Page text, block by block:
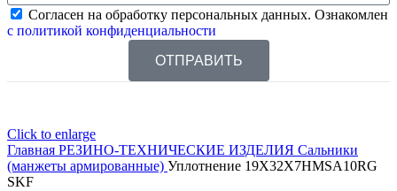
Согласен на обработку персональных данных. Ознакомлен
с политикой конфиденциальности
ОТПРАВИТЬ
Click to enlarge
Главная РЕЗИНО-ТЕХНИЧЕСКИЕ ИЗДЕЛИЯ Сальники
(манжеты армированные) Уплотнение 19X32X7HMSA10RG
SKF